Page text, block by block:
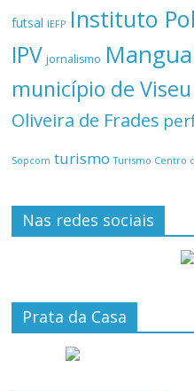
futsal IEFP Instituto
IPV jornalismo
município de Viseu
Oliveira de Frades
Sopcom turismo Turismo Centro
Nas redes sociais
Prata da Casa